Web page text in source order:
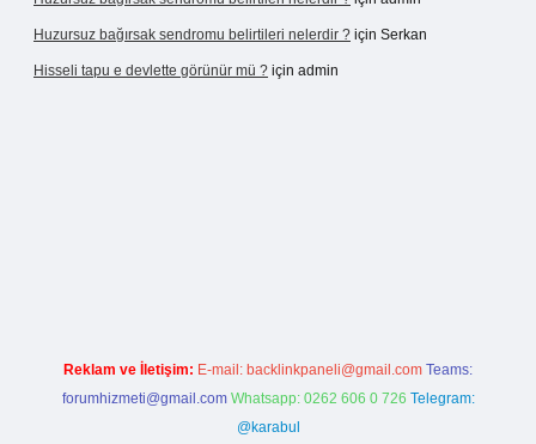
Huzursuz bağırsak sendromu belirtileri nelerdir ? için Serkan
Hisseli tapu e devlette görünür mü ? için admin
Reklam ve İletişim: E-mail: backlinkpaneli@gmail.com Teams:
forumhizmeti@gmail.com Whatsapp: 0262 606 0 726 Telegram:
@karabul